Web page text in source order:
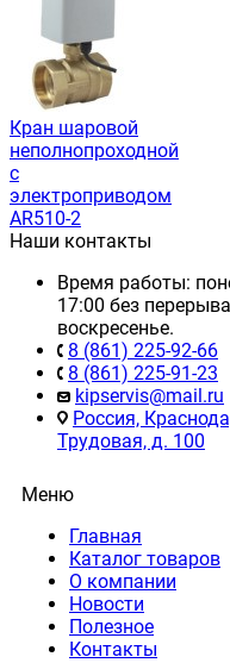
Кран шаровой
неполнопроходной
с
электроприводом
AR510-2
Наши контакты
Время работы:
17:00 без
воскресенье.
8 (861) 225-92-66
8 (861) 225-91-23
kipservis@mail.ru
Россия,
Трудовая, д. 100
Меню
Главная
Каталог товаров
О компании
Новости
Полезное
Контакты